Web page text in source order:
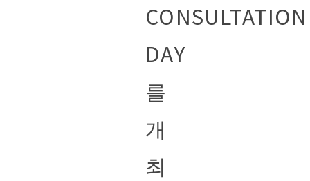
CONSULTATION
DAY
를
개
최